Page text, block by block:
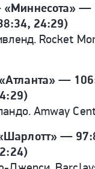
—
24:29)
Rocket
—
Amway
—